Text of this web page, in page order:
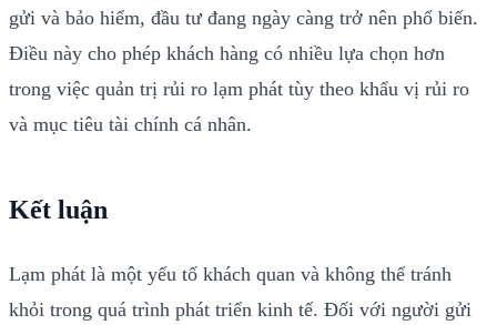
gửi và bảo hiểm, đầu tư đang ngày càng trở nên phổ biến.
Điều này cho phép khách hàng có nhiều lựa chọn hơn
trong việc quản trị rủi ro lạm phát tùy theo khẩu vị rủi ro
và mục tiêu tài chính cá nhân.
Kết luận
Lạm phát là một yếu tố khách quan và không thể tránh
khỏi trong quá trình phát triển kinh tế. Đối với người gửi